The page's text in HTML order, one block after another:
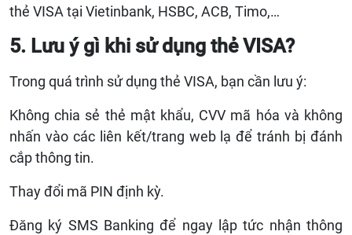
thẻ VISA tại Vietinbank, HSBC, ACB, Timo,…
5. Lưu ý gì khi sử dụng thẻ VISA?
Trong quá trình sử dụng thẻ VISA, bạn cần lưu ý:
Không chia sẻ thẻ mật khẩu, CVV mã hóa và không
nhấn vào các liên kết/trang web lạ để tránh bị đánh
cắp thông tin.
Thay đổi mã PIN định kỳ.
Đăng ký SMS Banking để ngay lập tức nhận thông